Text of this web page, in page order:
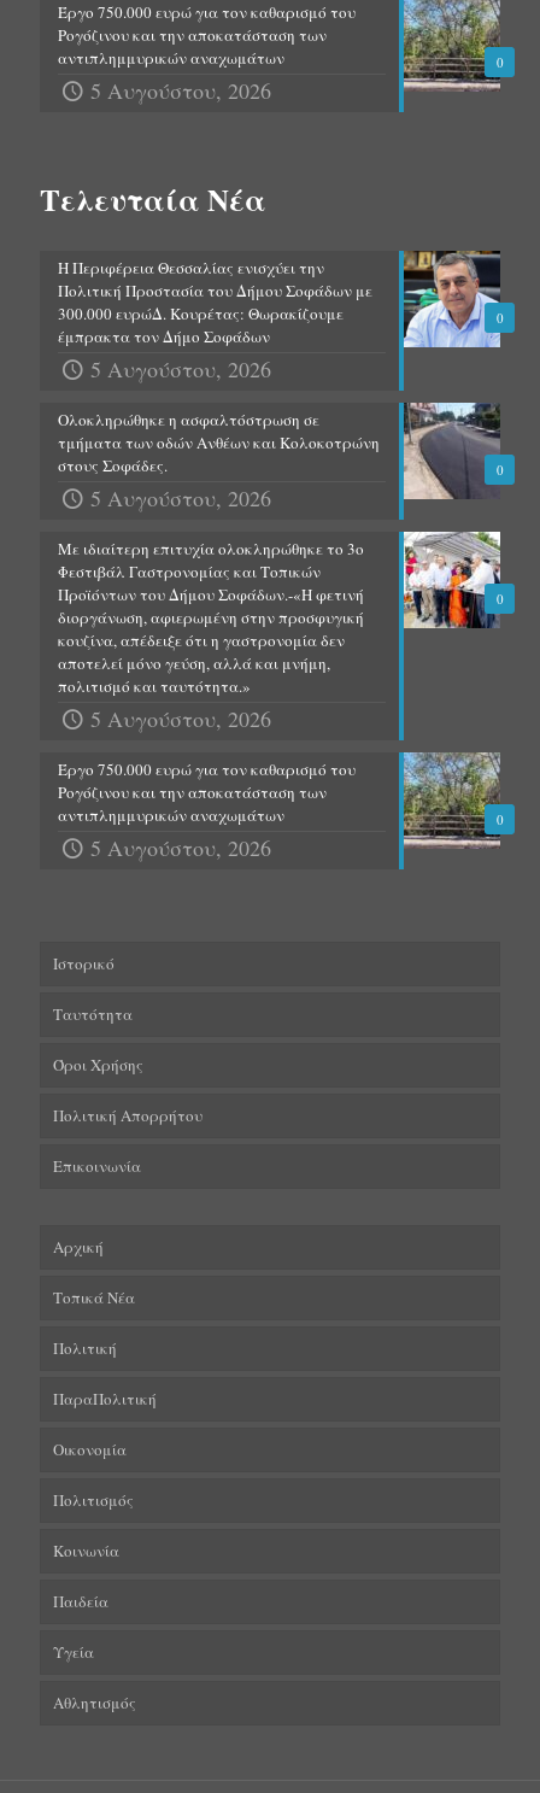
0
Έργο 750.000 ευρώ για τον καθαρισμό του
Ρογόζινου και την αποκατάσταση των
αντιπλημμυρικών αναχωμάτων
5 Αυγούστου, 2026
Τελευταία Νέα
0
Η Περιφέρεια Θεσσαλίας ενισχύει την
Πολιτική Προστασία του Δήμου Σοφάδων με
300.000 ευρώΔ. Κουρέτας: Θωρακίζουμε
έμπρακτα τον Δήμο Σοφάδων
5 Αυγούστου, 2026
0
Ολοκληρώθηκε η ασφαλτόστρωση σε
τμήματα των οδών Ανθέων και Κολοκοτρώνη
στους Σοφάδες.
5 Αυγούστου, 2026
0
Με ιδιαίτερη επιτυχία ολοκληρώθηκε το 3ο
Φεστιβάλ Γαστρονομίας και Τοπικών
Προϊόντων του Δήμου Σοφάδων.-«Η φετινή
διοργάνωση, αφιερωμένη στην προσφυγική
κουζίνα, απέδειξε ότι η γαστρονομία δεν
αποτελεί μόνο γεύση, αλλά και μνήμη,
πολιτισμό και ταυτότητα.»
5 Αυγούστου, 2026
0
Έργο 750.000 ευρώ για τον καθαρισμό του
Ρογόζινου και την αποκατάσταση των
αντιπλημμυρικών αναχωμάτων
5 Αυγούστου, 2026
Ιστορικό
Ταυτότητα
Όροι Χρήσης
Πολιτική Απορρήτου
Επικοινωνία
Αρχική
Τοπικά Νέα
Πολιτική
ΠαραΠολιτική
Οικονομία
Πολιτισμός
Κοινωνία
Παιδεία
Υγεία
Αθλητισμός